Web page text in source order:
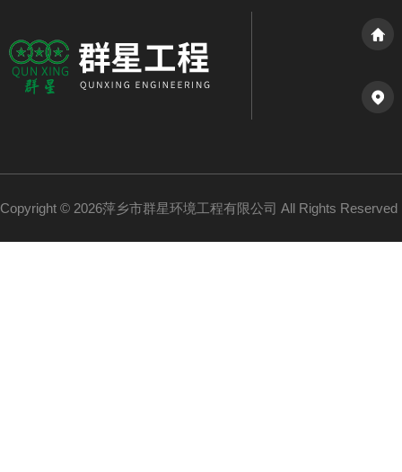
Copyright © 2026萍乡市群星环境工程有限公司 All Rights